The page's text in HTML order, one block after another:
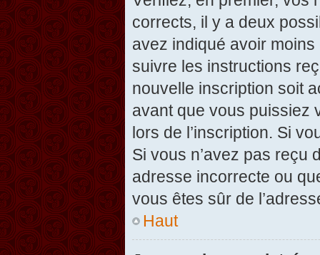
corrects, il y a deux
avez indiqué avoir
suivre les instructions
nouvelle inscription soit
avant que vous puissiez
lors de l’inscription. Si
Si vous n’avez pas reçu
adresse incorrecte ou
vous êtes sûr de
Haut